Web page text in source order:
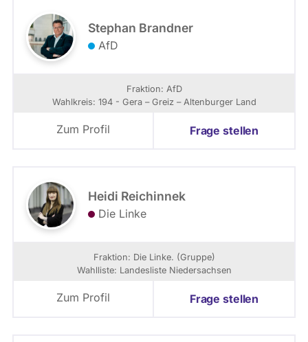
Stephan Brandner
AfD
Fraktion: AfD
Wahlkreis: 194 - Gera – Greiz – Altenburger Land
Zum Profil Frage stellen
Heidi Reichinnek
Die Linke
Fraktion: Die Linke. (Gruppe)
Wahlliste: Landesliste Niedersachsen
Zum Profil Frage stellen